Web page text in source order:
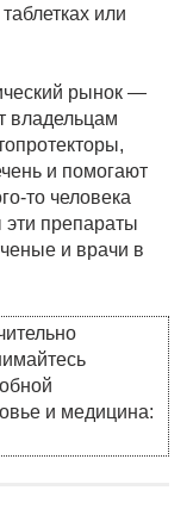
или
рынок —
владельцам
и помогают
то человека
препараты
и врачи в
и медицина: